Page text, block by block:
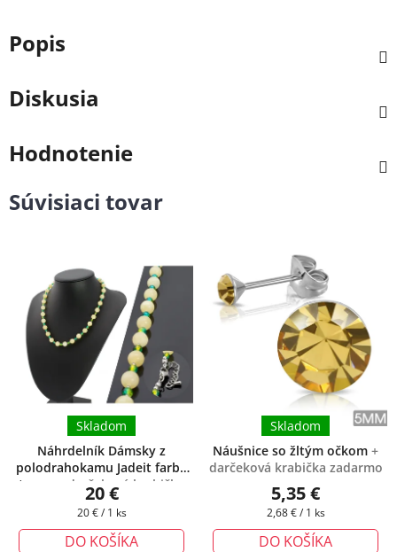
Popis
Diskusia
Hodnotenie
Súvisiaci tovar
Náhrdelník Dámsky z
polodrahokamu Jadeit farba
topas
+ darčeková krabička
zadarmo
Skladom
20 €
Jednotková
20 € / 1 ks
DO KOŠÍKA
Náušnice so žltým očkom +
darčeková krabička zadarmo
Skladom
5,35 €
Jednotková
2,68 € / 1 ks
DO KOŠÍKA